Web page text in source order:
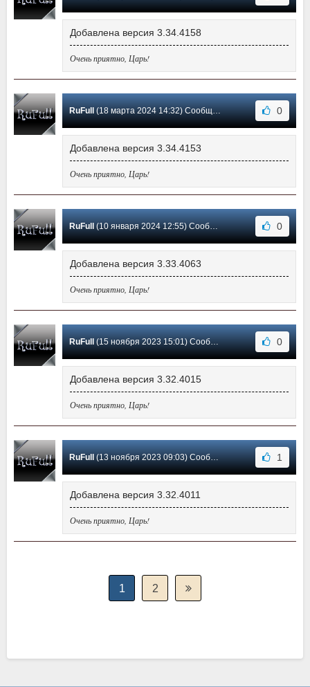
Добавлена версия 3.34.4158
Очень приятно, Царь!
RuFull(18 марта 2024 14:32) Сообщение #9 0
Добавлена версия 3.34.4153
Очень приятно, Царь!
RuFull(10 января 2024 12:55) Сообщение #8 0
Добавлена версия 3.33.4063
Очень приятно, Царь!
RuFull(15 ноября 2023 15:01) Сообщение #7 0
Добавлена версия 3.32.4015
Очень приятно, Царь!
RuFull(13 ноября 2023 09:03) Сообщение #6 1
Добавлена версия 3.32.4011
Очень приятно, Царь!
1 2